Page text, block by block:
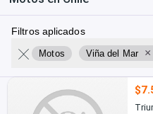
Filtros aplicados
Motos Viña del Mar ×